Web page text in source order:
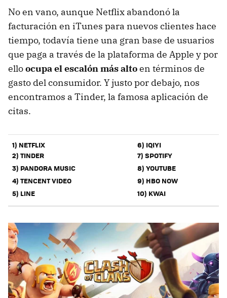
No en vano, aunque Netflix abandonó la
facturación en iTunes para nuevos clientes hace
tiempo, todavía tiene una gran base de usuarios
que paga a través de la plataforma de Apple y por
elloocupa el escalón más altoen términos de
gasto del consumidor. Y justo por debajo, nos
encontramos a Tinder, la famosa aplicación de
citas.
1) NETFLIX
2) TINDER
3) PANDORA MUSIC
4) TENCENT VIDEO
5) LINE
6) IQIYI
7) SPOTIFY
8) YOUTUBE
9) HBO NOW
10) KWAI